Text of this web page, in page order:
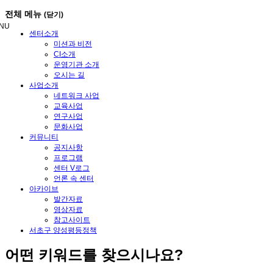
메
뉴
전체 메뉴 (닫기)
센터소개
미션과 비전
CI소개
운영기관 소개
오시는 길
사업소개
네트워크 사업
교육사업
연구사업
문화사업
커뮤니티
공지사항
프로그램
센터 V로그
언론 속 센터
아카이브
발간자료
영상자료
참고사이트
서초구 양성평등정책
어떤 키워드를 찾으시나요?